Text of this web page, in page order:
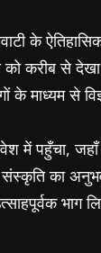
के
करीब से
के माध्यम से
में पहुँचा, जहाँ
का अनुभव